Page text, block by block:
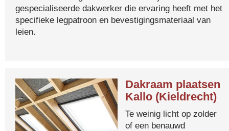
gespecialiseerde dakwerker die ervaring heeft met het
specifieke legpatroon en bevestigingsmateriaal van
leien.
Dakraam plaatsen
Kallo (Kieldrecht)
Te weinig licht op zolder
of een benauwd